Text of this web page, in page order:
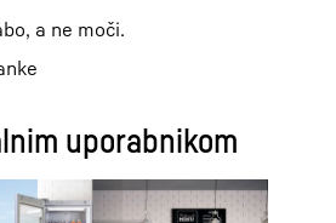
a ne moči.
uporabnikom